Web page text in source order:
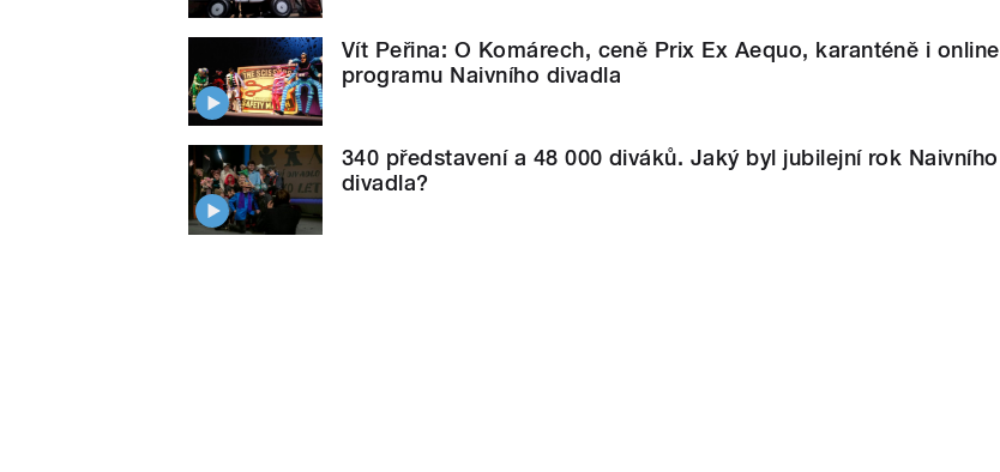
Vít Peřina: O Komárech, ceně Prix Ex Aequo, karanténě i online
programu Naivního divadla
340 představení a 48 000 diváků. Jaký byl jubilejní rok Naivního
divadla?